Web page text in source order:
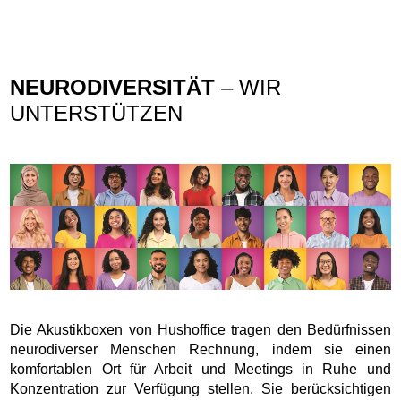
NEURODIVERSITÄT – WIR
UNTERSTÜTZEN
Die Akustikboxen von Hushoffice tragen den Bedürfnissen
neurodiverser Menschen Rechnung, indem sie einen
komfortablen Ort für Arbeit und Meetings in Ruhe und
Konzentration zur Verfügung stellen. Sie berücksichtigen